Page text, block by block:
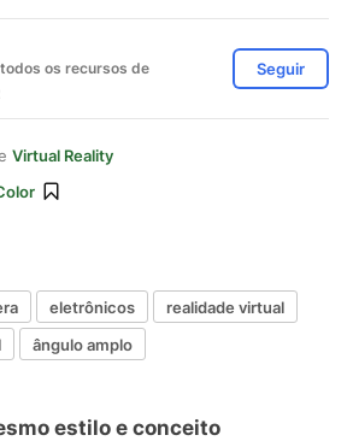
os recursos de
Seguir
Virtual Reality
eletrônicos
realidade virtual
ângulo amplo
estilo e conceito